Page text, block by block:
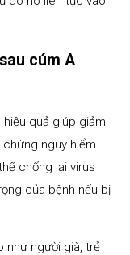
cúm A
quả giúp giảm
nguy hiểm.
chống lại virus
của bệnh nếu bị
như người già, trẻ